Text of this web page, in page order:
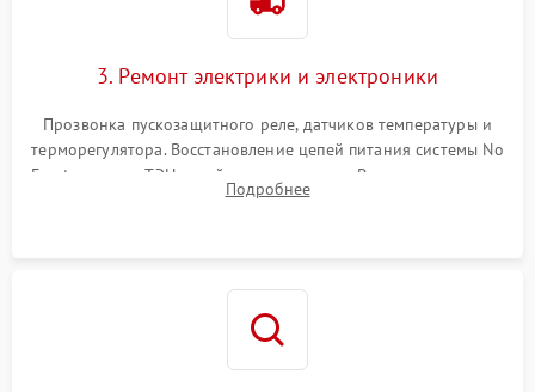
3. Ремонт электрики и электроники
Прозвонка пускозащитного реле, датчиков температуры и
терморегулятора. Восстановление цепей питания системы No
Frost, включая ТЭН оттайки и вентилятор. Ремонт или замена
платы управления при сбоях алгоритмов.
Подробнее